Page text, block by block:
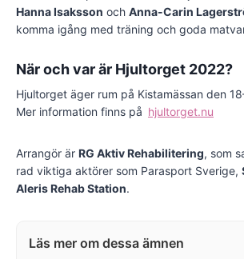
Hanna Isaksson och Anna-Carin
komma igång med träning och goda
När och var är Hjultorget 2022?
Hjultorget äger rum på Kistamässan den
Mer information finns på hjultorget.nu
Arrangör är RG Aktiv Rehabilitering, som
rad viktiga aktörer som Parasport Sverige,
Aleris Rehab Station.